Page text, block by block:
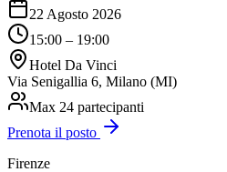
22 Agosto 2026
15:00 – 19:00
Hotel Da Vinci
Via Senigallia 6, Milano (MI)
Max 24 partecipanti
Prenota il posto
Firenze